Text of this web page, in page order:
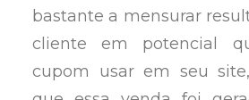
bastante a mensurar
cliente em potencial
cupom usar em seu